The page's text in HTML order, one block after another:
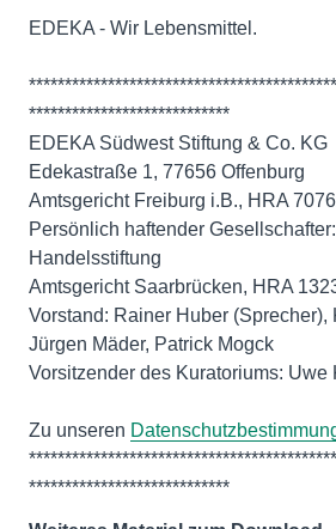
EDEKA - Wir Lebensmittel.
****************************
EDEKA Südwest Stiftung & Co. KG
Edekastraße 1, 77656 Offenburg
Amtsgericht Freiburg i.B., HRA
Persönlich haftender
Handelsstiftung
Amtsgericht Saarbrücken, HRA
Vorstand: Rainer Huber (Sprecher),
Jürgen Mäder, Patrick Mogck
Vorsitzender des Kuratoriums: Uwe
Zu unseren
****************************